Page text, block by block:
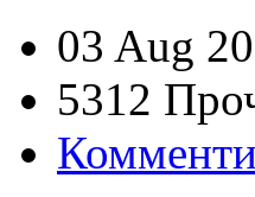
03 Aug
5312